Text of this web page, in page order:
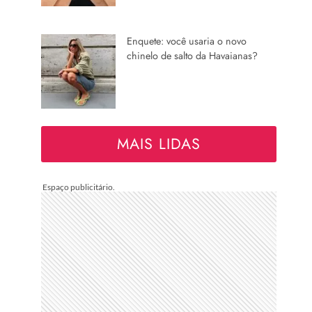
Enquete: você usaria o novo
chinelo de salto da Havaianas?
MAIS LIDAS